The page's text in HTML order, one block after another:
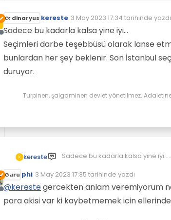
Çevrimdışı
Ordinaryus kereste 3 May 2023 17:34 tarihinde yazdı
Son düzenleyen:
Sadece bu kadarla kalsa yine iyi...
Seçimleri darbe teşebbüsü olarak lanse
bunlardan her şey beklenir. Son İstanbul
duruyor.
Turpinen, şalgaminen devlet yönetilmez.
K kereste
Sadece bu kadarla kalsa yine iyi...
bunlardan her şey beklenir. Son
duruyor.
Çevrimdışı
Guru phi 3 May 2023 17:35 tarihinde yazdı
Son düzenleyen:
@kerestegercekten anlam veremiyorum
para akisi var ki kaybetmemek icin